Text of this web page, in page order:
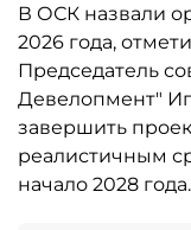
В ОСК назвали
2026 года,
Председатель
Девелопмент"
завершить
реалистичным
начало 2028 года.